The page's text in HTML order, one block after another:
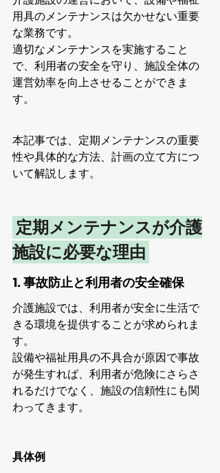
用具のメンテナンスは欠かせない重要
な業務です。
適切なメンテナンスを実施すること
で、利用者の安全を守り、施設全体の
運営効率を向上させることができま
す。
本記事では、定期メンテナンスの重要
性や具体的な方法、計画の立て方につ
いて解説します。
施設に必要な理由
1. 事故防止と利用者の安全確保
介護施設では、利用者が安全に生活で
きる環境を提供することが求められま
す。
設備や福祉用具の不具合が原因で事故
が発生すれば、利用者が危険にさらさ
れるだけでなく、施設の信頼性にも関
わってきます。
具体例